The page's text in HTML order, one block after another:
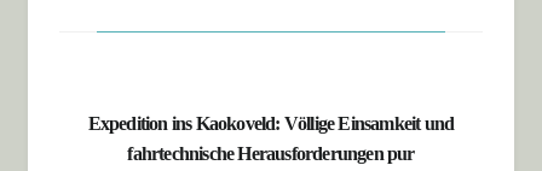
Expedition ins Kaokoveld: Völlige Einsamkeit und
fahrtechnische Herausforderungen pur